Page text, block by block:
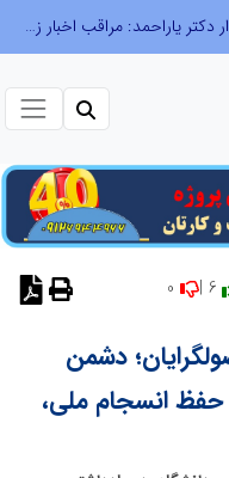
طرحواره های فعال شده در پساجنگ؛ هشدار دکتر یاراحمد: مراقب اخبار زرد و واکنش های هیجانی باشید
دشمن
حفظ انسجام ملی،